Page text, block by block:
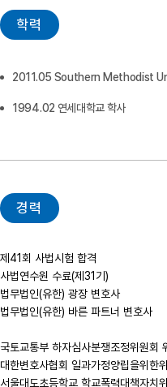
학력
2011.05 Southern Methodist
1994.02 연세대학교 학사
경력
제41회 사법시험 합격
사법연수원 수료(제31기)
법무법인(유한) 광장 변호사
법무법인(유한) 바른 파트너 변호사
국토교통부 하자심사분쟁조정위원회
대한변호사협회 일과가정양립을위한
서울대도초등학교 학교폭력대책자치